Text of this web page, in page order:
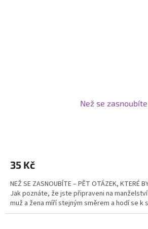
Než se zasnoubíte
35 Kč
NEŽ SE ZASNOUBÍTE – PĚT OTÁZEK, KTERÉ
Jak poznáte, že jste připraveni na
muž a žena míří stejným směrem a hodí se k